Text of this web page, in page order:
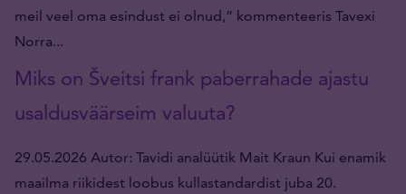
meil veel oma esindust ei olnud,” kommenteeris Tavexi
Norra...
Miks on Šveitsi frank paberrahade ajastu
usaldusväärseim valuuta?
29.05.2026 Autor: Tavidi analüütik Mait Kraun Kui enamik
maailma riikidest loobus kullastandardist juba 20.